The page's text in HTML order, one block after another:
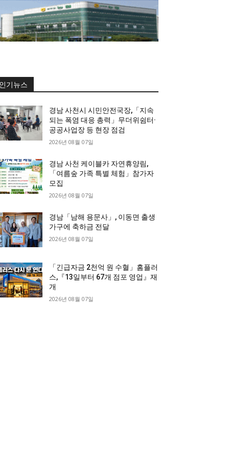
기뉴스
경남 사천시 시민안전국장,「지속
되는 폭염 대응 총력」무더위쉼터·
공공사업장 등 현장 점검
2026년 08월 07일
경남 사천 케이블카 자연휴양림,
「여름숲 가족 특별 체험」참가자
모집
2026년 08월 07일
경남「남해 용문사」, 이동면 출생
가구에 축하금 전달
2026년 08월 07일
「긴급자금 2천억 원 수혈」홈플러
스,『13일부터 67개 점포 영업』재
개
2026년 08월 07일